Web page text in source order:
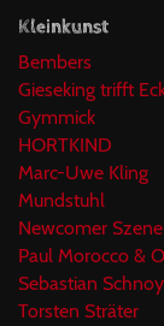
Kleinkunst
Bembers
Gieseking trifft
Gymmick
HORTKIND
Marc-Uwe Kling
Mundstuhl
Newcomer
Paul Morocco &
Sebastian Schnoy
Torsten Sträter